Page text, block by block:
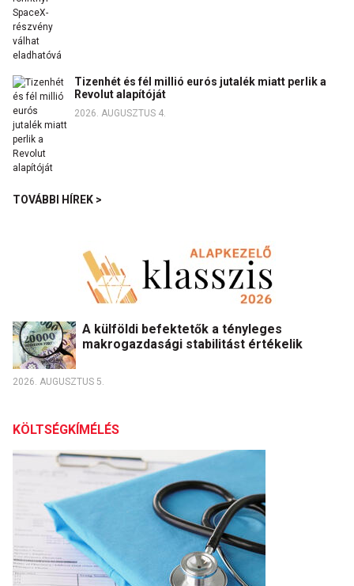
Tizenhét és fél millió eurós jutalék miatt perlik a
Revolut alapítóját
2026. AUGUSZTUS 4.
TOVÁBBI HÍREK >
A külföldi befektetők a tényleges
makrogazdasági stabilitást értékelik
2026. AUGUSZTUS 5.
KÖLTSÉGKÍMÉLÉS